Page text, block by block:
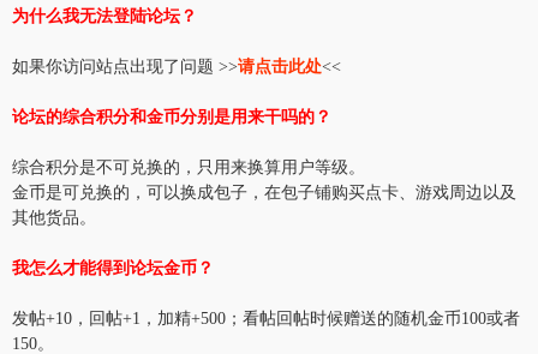
为什么我无法登陆论坛？
如果你访问站点出现了问题 >>请点击此处<<
论坛的综合积分和金币分别是用来干吗的？
综合积分是不可兑换的，只用来换算用户等级。
金币是可兑换的，可以换成包子，在包子铺购买点卡、游戏周边以及
其他货品。
我怎么才能得到论坛金币？
发帖+10，回帖+1，加精+500；看帖回帖时候赠送的随机金币100或者
150。